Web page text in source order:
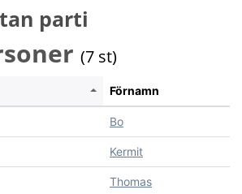
parti
(7 st)
Förnamn
Bo
Kermit
Thomas